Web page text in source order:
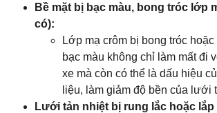
Bề mặt bị bạc màu, bong tróc lớp
có):
Lớp mạ crôm bị bong tróc
bạc màu không chỉ làm mất đi
xe mà còn có thể là dấu hiệu
liệu, làm giảm độ bền của lưới
Lưới tản nhiệt bị rung lắc hoặc